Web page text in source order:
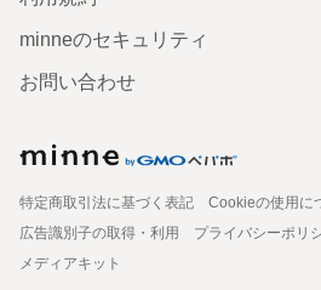
minneのセキュリティ
お問い合わせ
特定商取引法に基づく表記
Cookieの使用に
広告識別子の取得・利用
プライバシーポリ
メディアキット